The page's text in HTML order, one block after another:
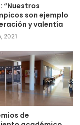
“Nuestros
son ejemplo
y valentía
2021
de